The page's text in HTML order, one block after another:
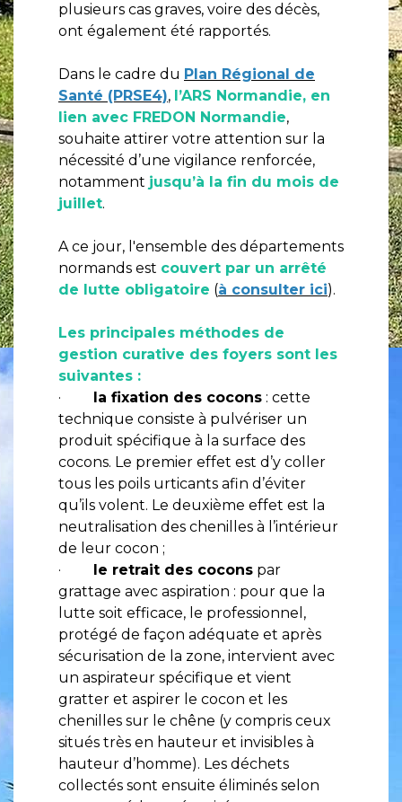
plusieurs cas graves, voire des décès,
ont également été rapportés.
Dans le cadre du Plan Régional de
Santé (PRSE4), l’ARS Normandie, en
lien avec FREDON Normandie,
souhaite attirer votre attention sur la
nécessité d’une vigilance renforcée,
notamment jusqu’à la fin du mois de
juillet.
A ce jour, l'ensemble des départements
normands est couvert par un arrêté
de lutte obligatoire (à consulter ici).
Les principales méthodes de
gestion curative des foyers sont les
suivantes :
·
la fixation des cocons : cette
technique consiste à pulvériser un
produit spécifique à la surface des
cocons. Le premier effet est d’y coller
tous les poils urticants afin d’éviter
qu’ils volent. Le deuxième effet est la
neutralisation des chenilles à l’intérieur
de leur cocon ;
·
le retrait des cocons par
grattage avec aspiration : pour que la
lutte soit efficace, le professionnel,
protégé de façon adéquate et après
sécurisation de la zone, intervient avec
un aspirateur spécifique et vient
gratter et aspirer le cocon et les
chenilles sur le chêne (y compris ceux
situés très en hauteur et invisibles à
hauteur d’homme). Les déchets
collectés sont ensuite éliminés selon